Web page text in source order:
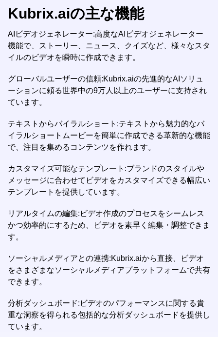
Kubrix.aiの主な機能
AIビデオジェネレーター:高度なAIビデオジェネレーター
機能で、ストーリー、ニュース、クイズなど、様々なスタ
イルのビデオを瞬時に作成できます。
グローバルユーザーの信頼:Kubrix.aiの先進的なAIソリュ
ーションに頼る世界中の9万人以上のユーザーに支持され
ています。
テキストからバイラルショート:テキストから魅力的なバ
イラルショートムービーを簡単に作成できる革新的な機能
で、注目を集めるコンテンツを作れます。
カスタマイズ可能なテンプレート:ブランドのスタイルや
メッセージに合わせてビデオをカスタマイズできる幅広い
テンプレートを提供しています。
リアルタイムの編集:ビデオ作成のプロセスをシームレス
かつ効率的にするため、ビデオを素早く編集・調整できま
す。
ソーシャルメディアとの連携:Kubrix.aiから直接、ビデオ
をさまざまなソーシャルメディアプラットフォームで共有
できます。
分析ダッシュボード:ビデオのパフォーマンスに関する貴
重な洞察を得られる包括的な分析ダッシュボードを提供し
ています。